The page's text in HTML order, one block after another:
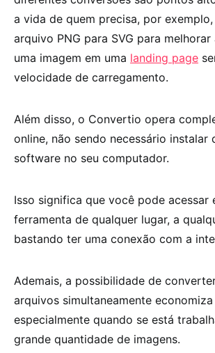
a vida de quem precisa, por
arquivo PNG para SVG para
uma imagem em uma landing page
velocidade de carregamento.
Além disso, o Convertio opera
online, não sendo necessário instalar
software no seu computador.
Isso significa que você pode acessar
ferramenta de qualquer lugar, a
bastando ter uma conexão com a
Ademais, a possibilidade de
arquivos simultaneamente
especialmente quando se está
grande quantidade de imagens.